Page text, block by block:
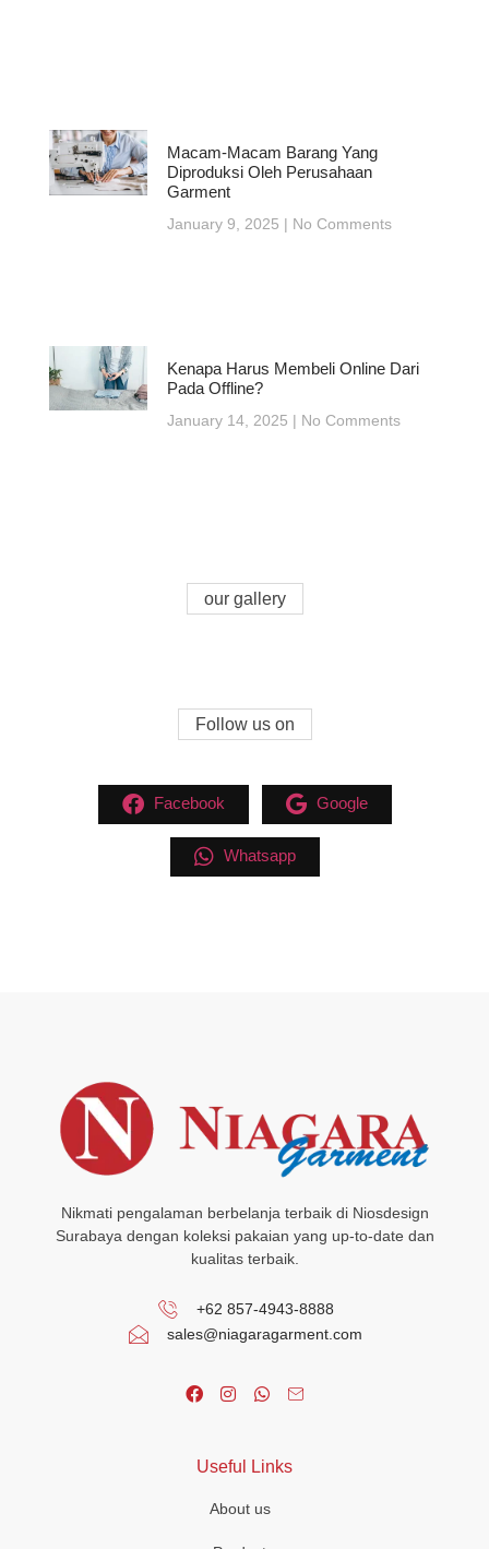
Macam-Macam Barang Yang
Diproduksi Oleh Perusahaan
Garment
January 9, 2025 No Comments
Kenapa Harus Membeli Online Dari
Pada Offline?
January 14, 2025 No Comments
our gallery
Follow us on
Facebook Google
Whatsapp
Nikmati pengalaman berbelanja terbaik di Niosdesign
Surabaya dengan koleksi pakaian yang up-to-date dan
kualitas terbaik.
+62 857-4943-8888
sales@niagaragarment.com
Useful Links
About us